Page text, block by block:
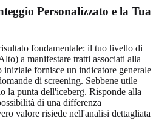
Personalizzato e la Tua
fondamentale: il tuo livello di
a manifestare tratti associati alla
fornisce un indicatore generale
di screening. Sebbene utile
la punta dell'iceberg. Risponde alla
di una differenza
valore risiede nell'analisi dettagliata